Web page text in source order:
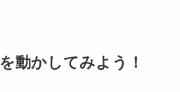
動かしてみよう！